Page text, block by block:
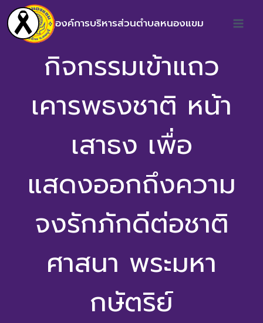
องค์การบริหารส่วนตำบลหนองแขม
กิจกรรมเข้าแถว
เคารพธงชาติ หน้า
เสาธง เพื่อ
แสดงออกถึงความ
จงรักภักดีต่อชาติ
ศาสนา พระมหา
กษัตริย์